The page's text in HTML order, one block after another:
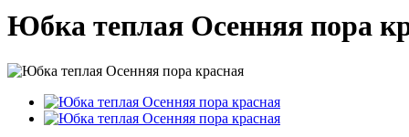
Юбка теплая Осенняя пора